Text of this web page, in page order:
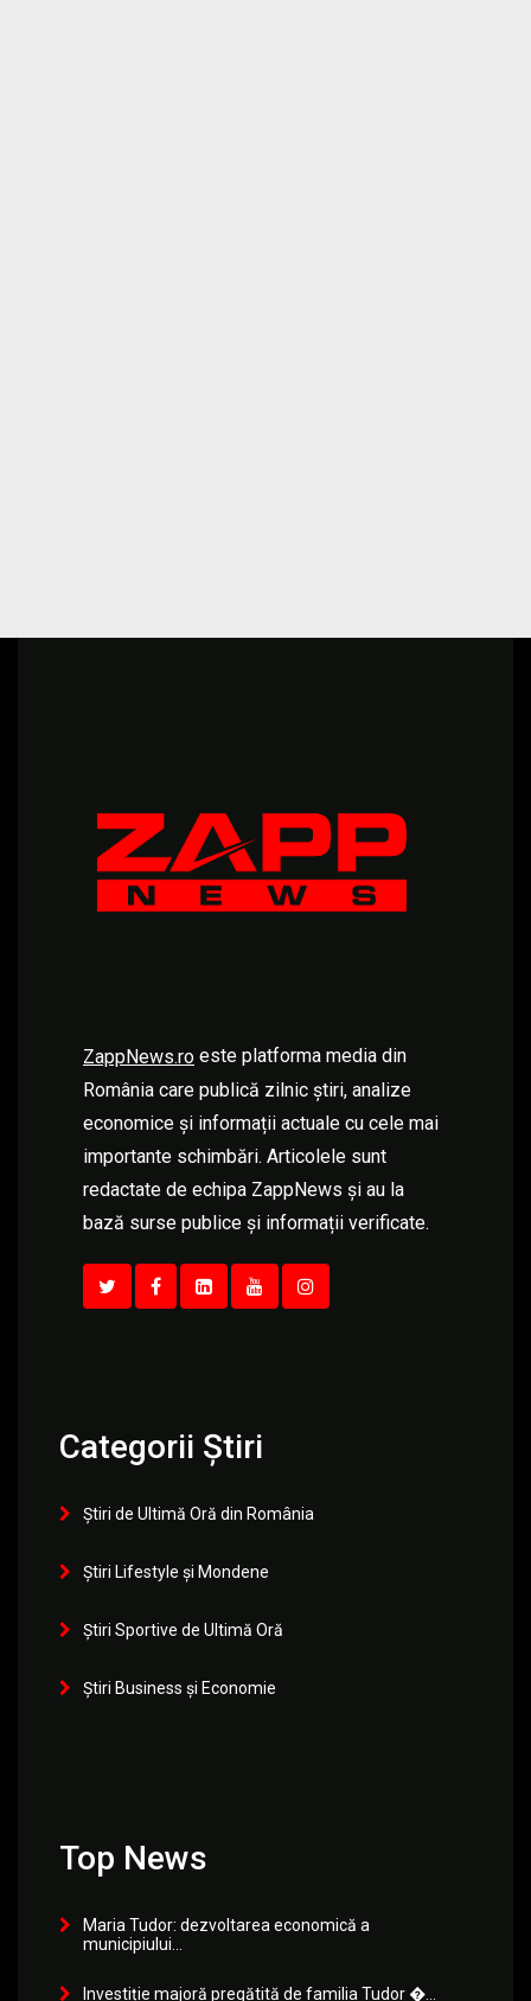
ZappNews.ro este platforma media din
România care publică zilnic știri, analize
economice și informații actuale cu cele mai
importante schimbări. Articolele sunt
redactate de echipa ZappNews și au la
bază surse publice și informații verificate.
Categorii Știri
Știri de Ultimă Oră din România
Știri Lifestyle și Mondene
Știri Sportive de Ultimă Oră
Știri Business și Economie
Top News
Maria Tudor: dezvoltarea economică a
municipiului...
Investiție majoră pregătită de familia Tudor �...